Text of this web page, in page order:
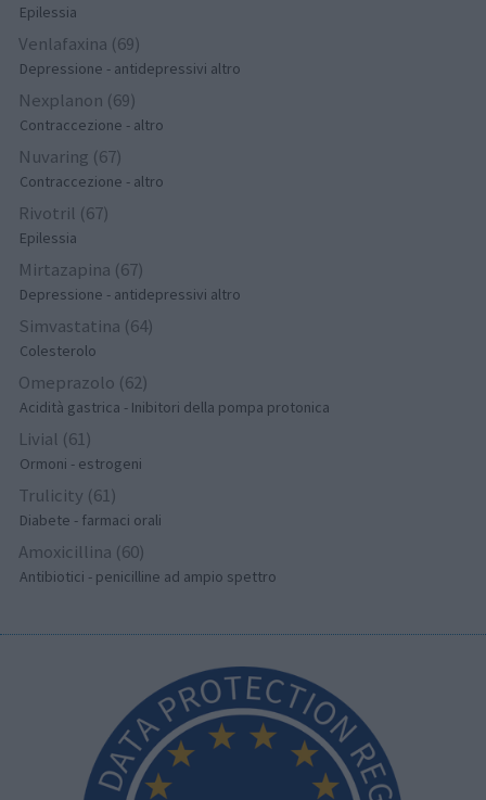
Epilessia
Venlafaxina (69)
Depressione - antidepressivi altro
Nexplanon (69)
Contraccezione - altro
Nuvaring (67)
Contraccezione - altro
Rivotril (67)
Epilessia
Mirtazapina (67)
Depressione - antidepressivi altro
Simvastatina (64)
Colesterolo
Omeprazolo (62)
Acidità gastrica - Inibitori della pompa protonica
Livial (61)
Ormoni - estrogeni
Trulicity (61)
Diabete - farmaci orali
Amoxicillina (60)
Antibiotici - penicilline ad ampio spettro